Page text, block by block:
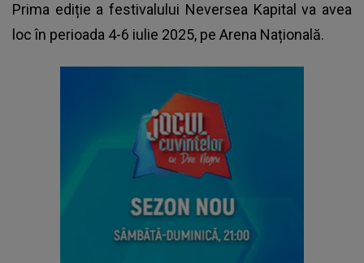
Prima ediție a festivalului Neversea Kapital va avea
loc în perioada 4-6 iulie 2025, pe Arena Națională.